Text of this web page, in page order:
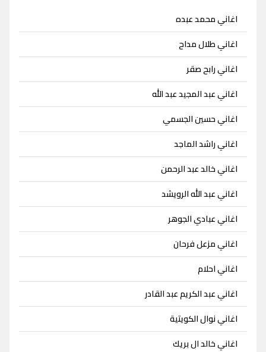
اغاني محمد عبده
اغاني طلال مداح
اغاني رابح صقر
اغاني عبد المجيد عبد الله
اغاني حسين الجسمي
اغاني راشد الماجد
اغاني خالد عبد الرحمن
اغاني عبد الله الرويشد
اغاني عبادي الجوهر
اغاني مزعل فرحان
اغاني احلام
اغاني عبد الكريم عبد القادر
اغاني نوال الكويتية
اغاني خالد ال بريك